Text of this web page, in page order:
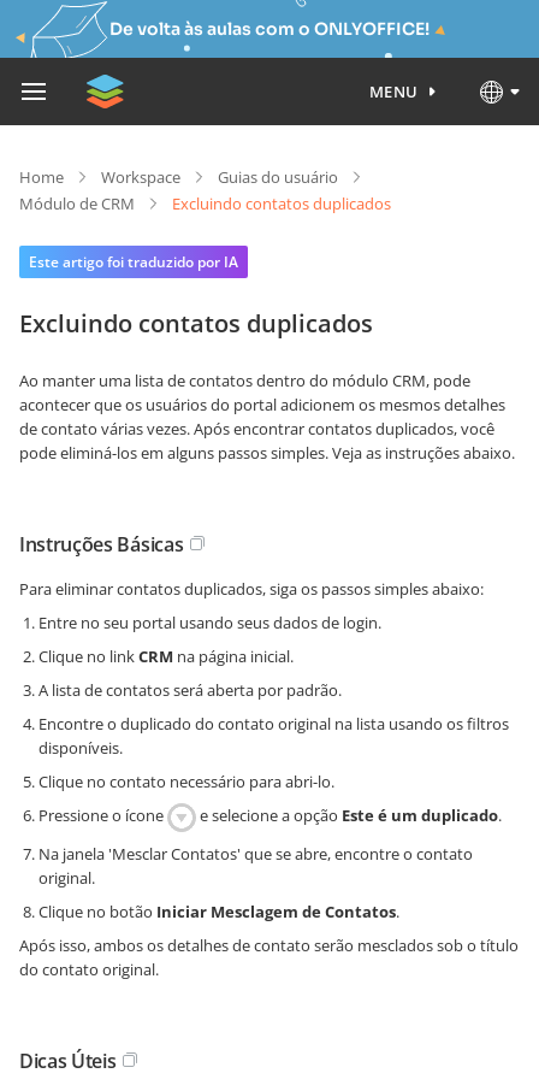
De volta às aulas com o ONLYOFFICE!
MENU
Home Workspace
Guias do usuário
Módulo de CRM
Excluindo contatos duplicados
Este artigo foi traduzido por IA
Excluindo contatos duplicados
Ao manter uma lista de contatos dentro do módulo CRM, pode
acontecer que os usuários do portal adicionem os mesmos detalhes
de contato várias vezes. Após encontrar contatos duplicados, você
pode eliminá-los em alguns passos simples. Veja as instruções abaixo.
Instruções Básicas
Para eliminar contatos duplicados, siga os passos simples abaixo:
Entre no seu portal usando seus dados de login.
Clique no linkCRM na página inicial.
A lista de contatos será aberta por padrão.
Encontre o duplicado do contato original na lista usando os filtros
disponíveis.
Clique no contato necessário para abri-lo.
Pressione o ícone
e selecione a opção Este é um duplicado.
Na janela 'Mesclar Contatos' que se abre, encontre o contato
original.
Clique no botão Iniciar Mesclagem de Contatos.
Após isso, ambos os detalhes de contato serão mesclados sob o título
do contato original.
Dicas Úteis